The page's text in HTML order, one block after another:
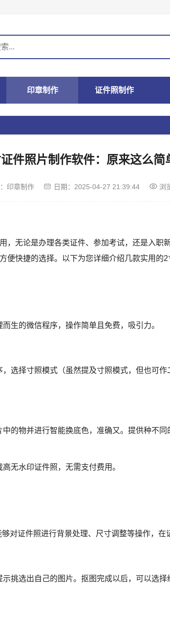
印章制作 证件照制作
件照片制作软件：原来这么简
印章制作 日期： 2025-04-27 21:39:44 浏
，无论是办理各类证件、参加考试，还是入职
便快捷的选择。以下为您详细介绍几款实用的2
生的微信程序，操作简单且免费，吸引力。
选择寸照模式（虽然提及寸照模式，但也可
中的物并进行智能换底色，准确又。提供种不
无水印证件照，无需支付费用。
对证件照进行背景处理、尺寸调整等操作，在
挑选出自己的图片。抠图完成以后，可以选